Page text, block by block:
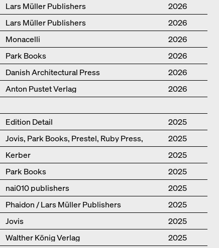
Lars Müller Publishers
2026
Lars Müller Publishers
2026
Monacelli
2026
Park Books
2026
Danish Architectural Press
2026
Anton Pustet Verlag 2026
Edition Detail
2025
Jovis, Park Books, Prestel, Ruby Press,
Scheidegger Spiess, Steidl, Thames &
Hudson, Walther König
2025
Kerber
2025
Park Books
2025
nai010 publishers
2025
Phaidon / Lars Müller Publishers
2025
Jovis
2025
Walther König Verlag
2025